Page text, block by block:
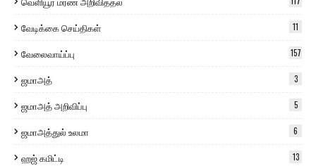
வேடிக்கை செய்திகள் 11
வேலைவாய்ப்பு 157
ஜமாஅத் 3
ஜமாஅத் அறிவிப்பு 5
ஜமாஅத்துல் உலமா 6
ஹஜ் கமிட்டி 13